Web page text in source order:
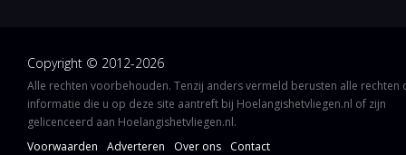
Copyright © 2012-2026
Alle rechten voorbehouden. Tenzij anders vermeld berusten alle rechten
informatie die u op deze site aantreft bij Hoelangishetvliegen.nl of zijn
gelicenceerd aan Hoelangishetvliegen.nl.
Voorwaarden
Adverteren Over ons Contact